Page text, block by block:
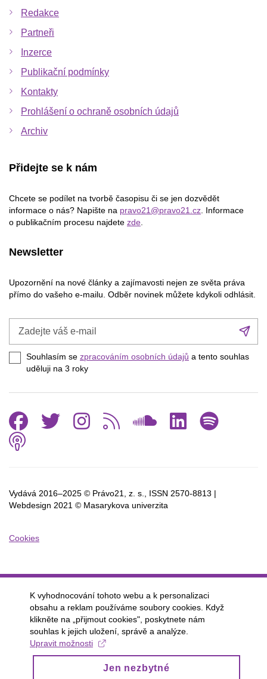
Redakce
Partneři
Inzerce
Publikační podmínky
Kontakty
Prohlášení o ochraně osobních údajů
Archiv
Přidejte se k nám
Chcete se podílet na tvorbě časopisu či se jen dozvědět
informace o nás? Napište na pravo21@pravo21.cz . Informace
o publikačním procesu najdete zde
Newsletter
Upozornění na nové články a zajímavosti nejen ze světa práva
přímo do vašeho e-mailu. Odběr novinek můžete kdykoli odhlásit.
e-
mail
Souhlasím se zpracováním osobních údajů a tento souhlas
uděluji na 3 roky
Vydává 2016–2025 © Právo21, z. s., ISSN 2570-8813 |
Webdesign 2021 © Masarykova univerzita
Cookies
Facebook
Twitter
Instagram
RSS
Podcast
K vyhodnocování tohoto webu a k personalizaci
obsahu a reklam používáme soubory cookies. Když
klikněte na „přijmout cookies", poskytnete nám
souhlas k jejich uložení, správě a analýze.
Upravit možnosti
Jen nezbytné